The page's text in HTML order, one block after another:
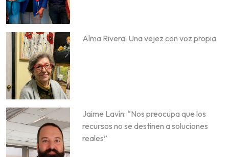
Alma Rivera: Una vejez con voz propia
Jaime Lavín: “Nos preocupa que los
recursos no se destinen a soluciones
reales”